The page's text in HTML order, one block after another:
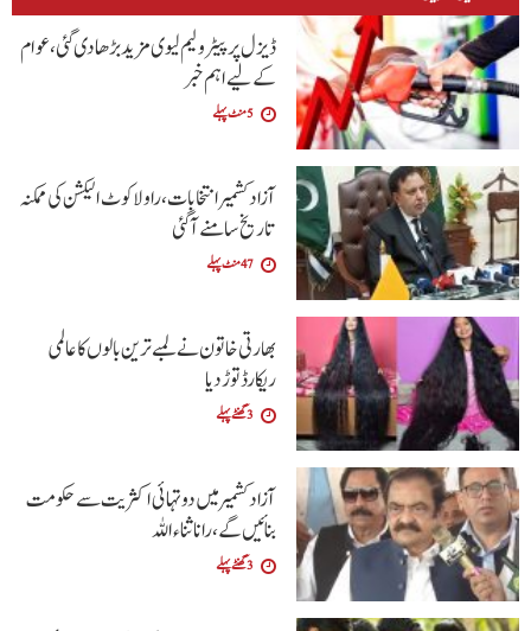
ڈیزل پر پیٹرولیم لیوی مزید بڑھا دی گئی،عوام
کے لیے اہم خبر
5 منٹ پہلے
آزاد کشمیر انتخابات، راولاکوٹ الیکشن کی ممکنہ
تاریخ سامنے آگئی
47 منٹ پہلے
بھارتی خاتون نے لمبے ترین بالوں کا عالمی
ریکارڈ توڑ دیا
3 گھنٹے پہلے
آزاد کشمیر میں دو تہائی اکثریت سے حکومت
بنائیں گے ،رانا ثناء اللہ
3 گھنٹے پہلے